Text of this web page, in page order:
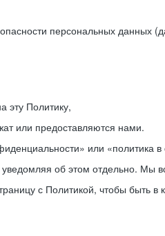
персональных
эту Политику,
или предоставляются нами.
или
об этом отдельно. Мы
с Политикой, чтобы